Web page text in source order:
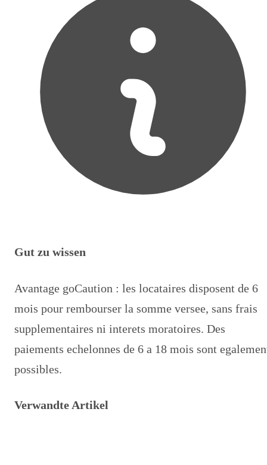
Gut zu wissen
Avantage goCaution : les locataires disposent de 6
mois pour rembourser la somme versee, sans frais
supplementaires ni interets moratoires. Des
paiements echelonnes de 6 a 18 mois sont
possibles.
Verwandte Artikel